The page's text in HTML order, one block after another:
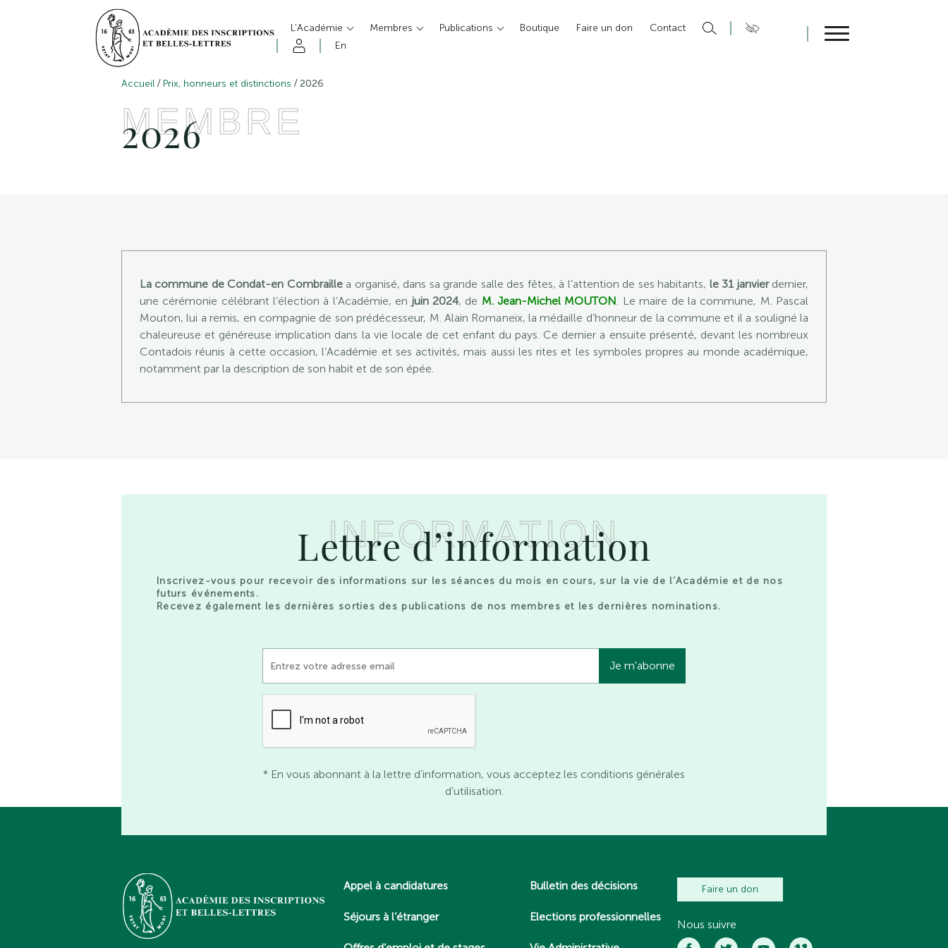
L’Académie Membres Publications Boutique Faire un don
Contact
En
Accueil / Prix, honneurs et distinctions /2026
MEMBRE
2026
La commune de Condat-en Combraillea organisé, dans sa grande salle des fêtes, à l’attention de ses habitants, le 31 janvierdernier,
une cérémonie célébrant l’élection à l’Académie, en juin 2024, de M. Jean-Michel MOUTON. Le maire de la commune, M. Pascal
Mouton, lui a remis, en compagnie de son prédécesseur, M. Alain Romaneix, la médaille d’honneur de la commune et il a souligné la
chaleureuse et généreuse implication dans la vie locale de cet enfant du pays. Ce dernier a ensuite présenté, devant les nombreux
Contadois réunis à cette occasion, l’Académie et ses activités, mais aussi les rites et les symboles propres au monde académique,
notamment par la description de son habit et de son épée.
INFORMATION
Lettre d’information
Inscrivez-vous pour recevoir des informations sur les séances du mois en cours, sur la vie de l’Académie et de nos
futurs événements.
Recevez également les dernières sorties des publications de nos membres et les dernières nominations.
* En vous abonnant à la lettre d’information, vous acceptez les conditions générales
d’utilisation.
Appel à candidatures
Séjours à l’étranger
Bulletin des décisions
Elections professionnelles
Faire un don
Nous suivre